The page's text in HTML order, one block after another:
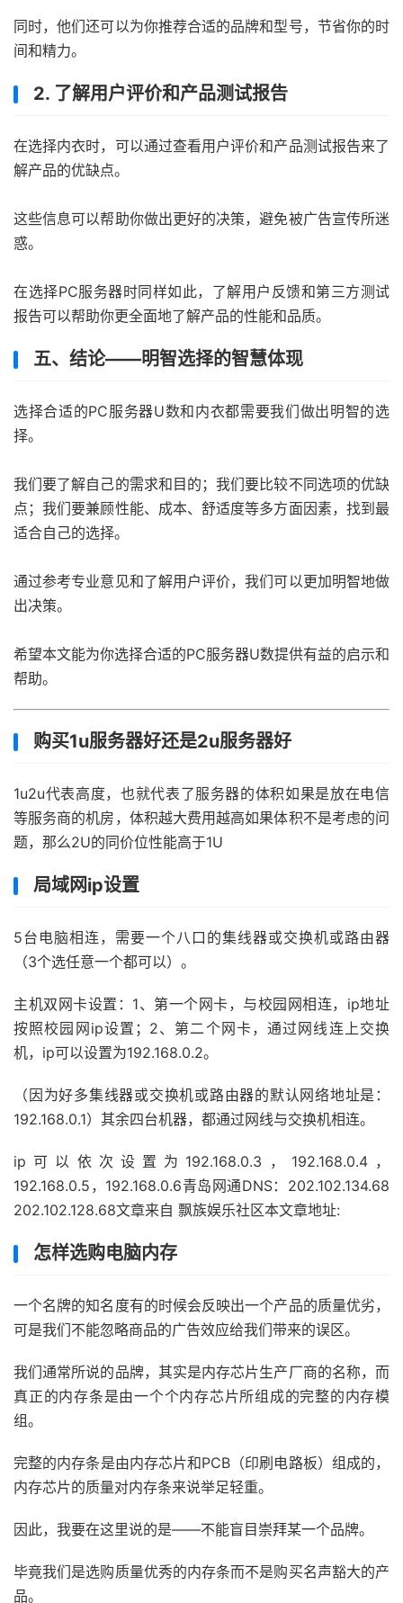
同时，他们还可以为你推荐合适的品牌和型号，节省你的时
间和精力。
2. 了解用户评价和产品测试报告
在选择内衣时，可以通过查看用户评价和产品测试报告来了
解产品的优缺点。
这些信息可以帮助你做出更好的决策，避免被广告宣传所迷
惑。
在选择PC服务器时同样如此，了解用户反馈和第三方测试
报告可以帮助你更全面地了解产品的性能和品质。
五、结论——明智选择的智慧体现
选择合适的PC服务器U数和内衣都需要我们做出明智的选
择。
我们要了解自己的需求和目的；我们要比较不同选项的优缺
点；我们要兼顾性能、成本、舒适度等多方面因素，找到最
适合自己的选择。
通过参考专业意见和了解用户评价，我们可以更加明智地做
出决策。
希望本文能为你选择合适的PC服务器U数提供有益的启示和
帮助。
购买1u服务器好还是2u服务器好
1u2u代表高度，也就代表了服务器的体积如果是放在电信
等服务商的机房，体积越大费用越高如果体积不是考虑的问
题，那么2U的同价位性能高于1U
局域网ip设置
5台电脑相连，需要一个八口的集线器或交换机或路由器
（3个选任意一个都可以）。
主机双网卡设置：1、第一个网卡，与校园网相连，ip地址
按照校园网ip设置；2、第二个网卡，通过网线连上交换
机，ip可以设置为192.168.0.2。
（因为好多集线器或交换机或路由器的默认网络地址是：
192.168.0.1）其余四台机器，都通过网线与交换机相连。
ip可以依次设置为192.168.0.3，192.168.0.4，
192.168.0.5，192.168.0.6青岛网通DNS：202.102.134.68
202.102.128.68文章来自 飘族娱乐社区本文章地址:
怎样选购电脑内存
一个名牌的知名度有的时候会反映出一个产品的质量优劣，
可是我们不能忽略商品的广告效应给我们带来的误区。
我们通常所说的品牌，其实是内存芯片生产厂商的名称，而
真正的内存条是由一个个内存芯片所组成的完整的内存模
组。
完整的内存条是由内存芯片和PCB（印刷电路板）组成的，
内存芯片的质量对内存条来说举足轻重。
因此，我要在这里说的是——不能盲目崇拜某一个品牌。
毕竟我们是选购质量优秀的内存条而不是购买名声豁大的产
品。